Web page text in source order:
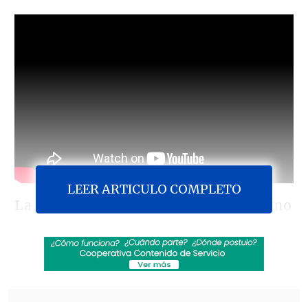
La candidata presidencial del oficialismo
manifestó enCooperativaque está
evaluando tomar algunas de las
LEER ARTICULO COMPLETO